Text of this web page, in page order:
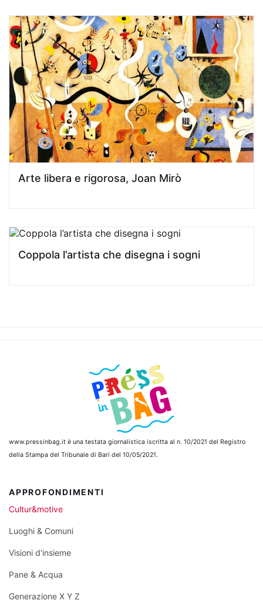
Arte libera e rigorosa, Joan Mirò
Coppola l’artista che disegna i sogni
www.pressinbag.it è una testata giornalistica iscritta al n. 10/2021 del Registro
della Stampa del Tribunale di Bari del 10/05/2021.
APPROFONDIMENTI
Cultur&motive
Luoghi & Comuni
Visioni d'insieme
Pane & Acqua
Generazione X Y Z